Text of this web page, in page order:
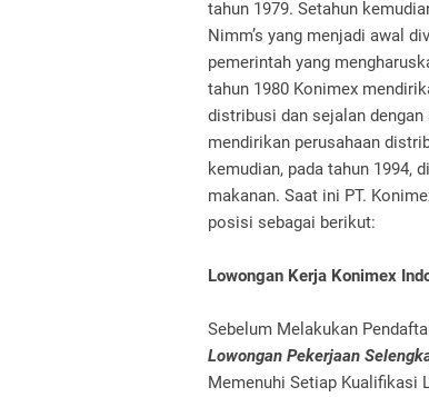
tahun 1979. Setahun
Nimm’s yang menjadi awal
pemerintah yang
tahun 1980 Konimex
distribusi dan sejalan dengan
mendirikan perusahaan
kemudian, pada tahun 1994,
makanan. Saat ini PT.
posisi sebagai berikut:
Lowongan Kerja Konimex
Sebelum Melakukan
Lowongan Pekerjaan
Memenuhi Setiap Kualifikasi